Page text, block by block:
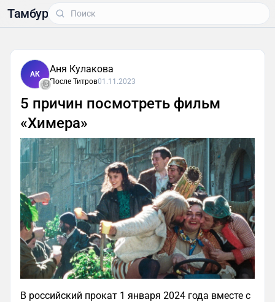
Тамбур
АК Аня Кулакова
После Титров01.11.2023
5 причин посмотреть фильм
«Химера»
В российский прокат 1 января 2024 года вместе с